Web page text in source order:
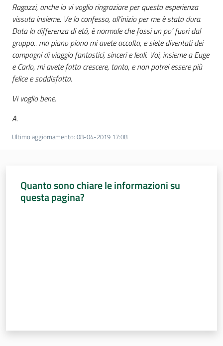
Ragazzi, anche io vi voglio ringraziare per questa esperienza
vissuta insieme. Ve lo confesso, all’inizio per me è stata dura.
Data la differenza di età, è normale che fossi un po’ fuori dal
gruppo.. ma piano piano mi avete accolta, e siete diventati dei
compagni di viaggio fantastici, sinceri e leali. Voi, insieme a Euge
e Carlo, mi avete fatta crescere, tanto, e non potrei essere più
felice e soddisfatta.
Vi voglio bene.
A.
Ultimo aggiornamento: 08-04-2019 17:08
Quanto sono chiare le informazioni su
questa pagina?